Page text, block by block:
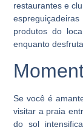
restaurantes e
produtos do
enquanto
Se você é
visitar a praia
do sol